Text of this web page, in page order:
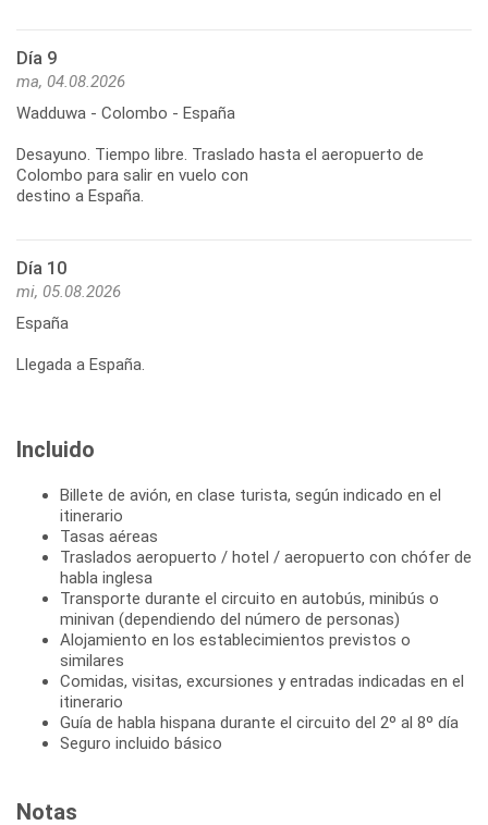
Día 9
ma, 04.08.2026
Wadduwa - Colombo - España
Desayuno. Tiempo libre. Traslado hasta el aeropuerto de
Colombo para salir en vuelo con
destino a España.
Día 10
mi, 05.08.2026
España
Llegada a España.
Incluido
Billete de avión, en clase turista, según indicado en el
itinerario
Tasas aéreas
Traslados aeropuerto / hotel / aeropuerto con chófer de
habla inglesa
Transporte durante el circuito en autobús, minibús o
minivan (dependiendo del número de personas)
Alojamiento en los establecimientos previstos o
similares
Comidas, visitas, excursiones y entradas indicadas en el
itinerario
Guía de habla hispana durante el circuito del 2º al 8º día
Seguro incluido básico
Notas